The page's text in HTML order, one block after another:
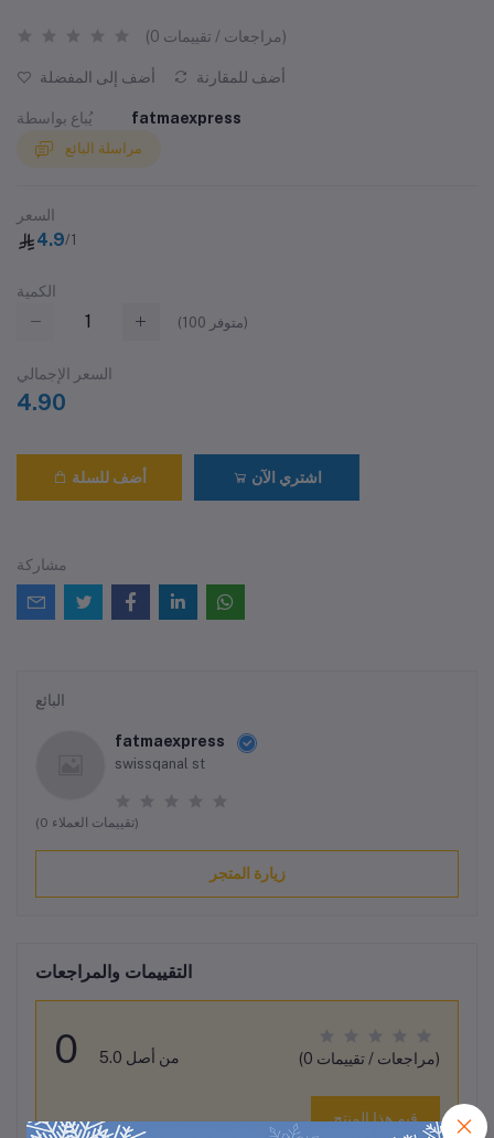
(0 مراجعات / تقييمات)
أضف إلى المفضلة أضف للمقارنة
يُباع بواسطة fatmaexpress
مراسلة البائع
السعر
4.9/1
الكمية
(100 متوفر)
السعر الإجمالي
4.90
أضف للسلة اشتري الآن
مشاركة
البائع
fatmaexpress
swissqanal st
(0 تقييمات العملاء)
زيارة المتجر
التقييمات والمراجعات
0 من أصل 5.0 (0 مراجعات / تقييمات)
قيم هذا المنتج